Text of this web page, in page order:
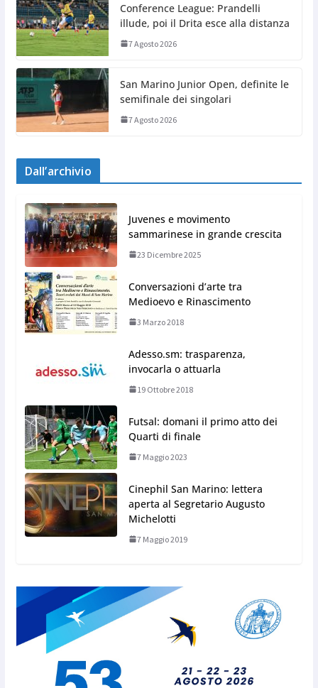
Conference League: Prandelli
illude, poi il Drita esce alla distanza
7 Agosto 2026
San Marino Junior Open, definite le
semifinale dei singolari
7 Agosto 2026
Dall’archivio
Juvenes e movimento
sammarinese in grande crescita
23 Dicembre 2025
Conversazioni d’arte tra
Medioevo e Rinascimento
3 Marzo 2018
Adesso.sm: trasparenza,
invocarla o attuarla
19 Ottobre 2018
Futsal: domani il primo atto dei
Quarti di finale
7 Maggio 2023
Cinephil San Marino: lettera
aperta al Segretario Augusto
Michelotti
7 Maggio 2019